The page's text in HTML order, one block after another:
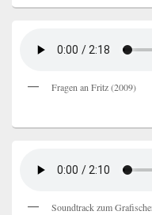
Fragen an Fritz (2009)
Soundtrack zum